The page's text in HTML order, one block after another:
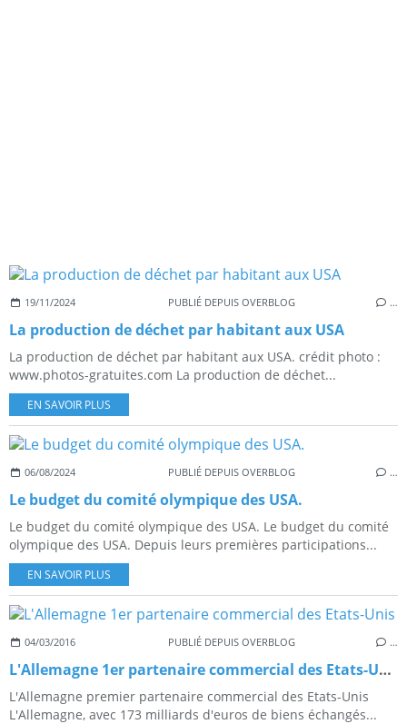
19/11/2024 PUBLIÉ DEPUIS OVERBLOG …
La production de déchet par habitant aux USA
La production de déchet par habitant aux USA. crédit photo :
www.photos-gratuites.com La production de déchet...
EN SAVOIR PLUS
06/08/2024 PUBLIÉ DEPUIS OVERBLOG …
Le budget du comité olympique des USA.
Le budget du comité olympique des USA. Le budget du comité
olympique des USA. Depuis leurs premières participations...
EN SAVOIR PLUS
04/03/2016 PUBLIÉ DEPUIS OVERBLOG …
L'Allemagne 1er partenaire commercial des Etats-Unis
L'Allemagne premier partenaire commercial des Etats-Unis
L'Allemagne, avec 173 milliards d'euros de biens échangés...